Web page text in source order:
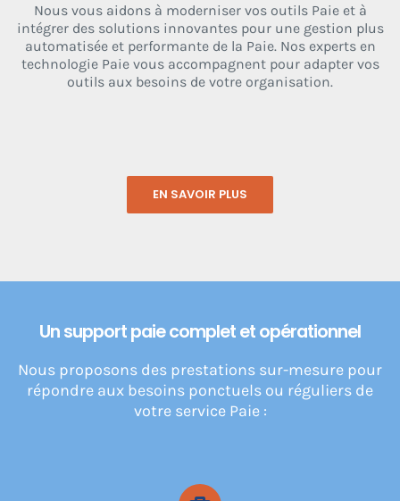
Nous vous aidons à moderniser vos outils Paie et à
intégrer des solutions innovantes pour une gestion plus
automatisée et performante de la Paie. Nos experts en
technologie Paie vous accompagnent pour adapter vos
outils aux besoins de votre organisation.
EN SAVOIR PLUS
Un support paie complet et opérationnel
Nous proposons des prestations sur-mesure pour
répondre aux besoins ponctuels ou réguliers de
votre service Paie :